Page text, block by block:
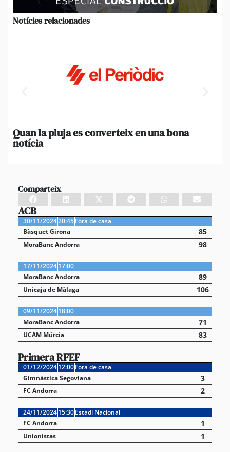
Notícies relacionades
Quan la pluja es converteix en una bona
notícia
Comparteix
ACB
30/11/202420:45Fora de casa
Bàsquet Girona
85
MoraBanc Andorra 98
17/11/202417:00
MoraBanc Andorra
89
Unicaja de Màlaga 106
09/11/202418:00
MoraBanc Andorra
71
UCAM Múrcia 83
Primera RFEF
01/12/202412:00Fora de casa
Gimnástica Segoviana
3
FC Andorra 2
24/11/202415:30Estadi Nacional
FC Andorra
1
Unionistas 1